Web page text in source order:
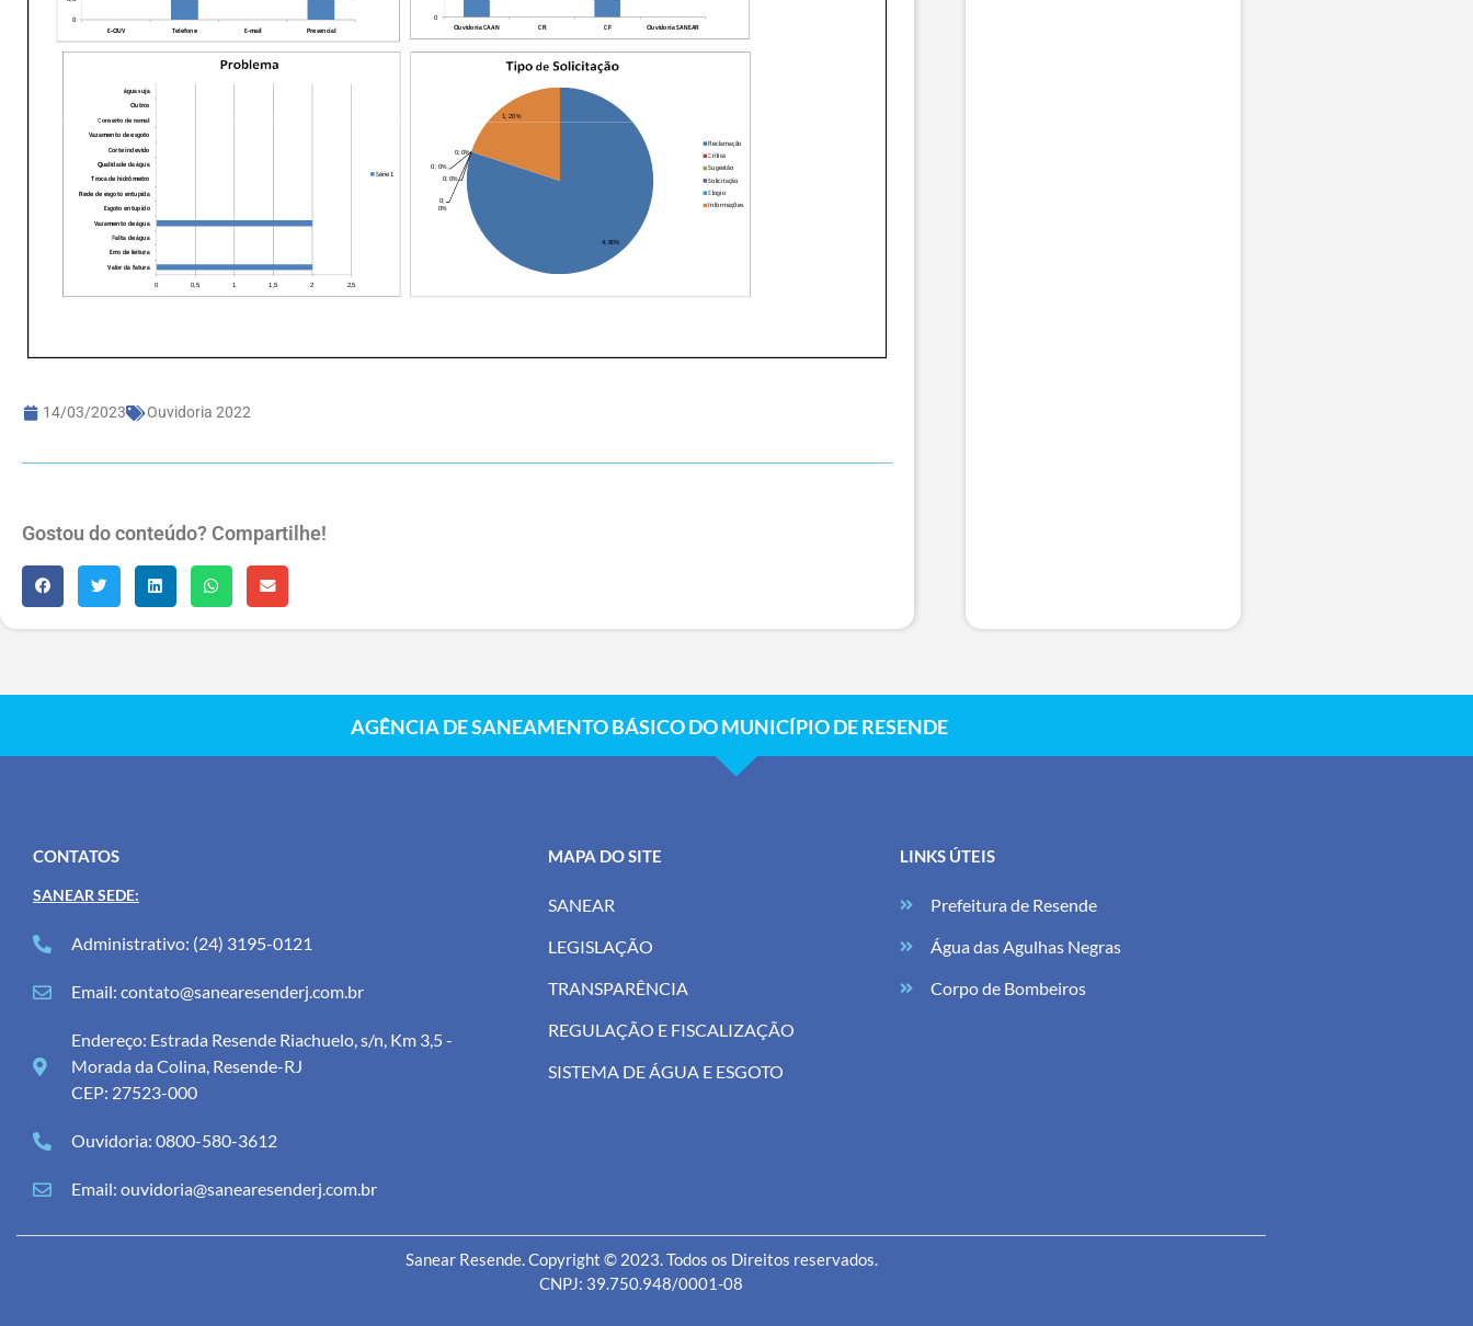
14/03/2023 Ouvidoria 2022
Gostou do conteúdo? Compartilhe!
AGÊNCIA DE SANEAMENTO BÁSICO DO MUNICÍPIO DE RESENDE
CONTATOS
SANEAR SEDE:
Administrativo: (24) 3195-0121
Email: contato@sanearesenderj.com.br
Endereço: Estrada Resende Riachuelo, s/n, Km 3,5 -
Morada da Colina, Resende-RJ
CEP: 27523-000
Ouvidoria: 0800-580-3612
Email: ouvidoria@sanearesenderj.com.br
MAPA DO SITE
SANEAR
LEGISLAÇÃO
TRANSPARÊNCIA
REGULAÇÃO E FISCALIZAÇÃO
SISTEMA DE ÁGUA E ESGOTO
LINKS ÚTEIS
Prefeitura de Resende
Água das Agulhas Negras
Corpo de Bombeiros
Sanear Resende. Copyright © 2023. Todos os Direitos reservados.
CNPJ: 39.750.948/0001-08